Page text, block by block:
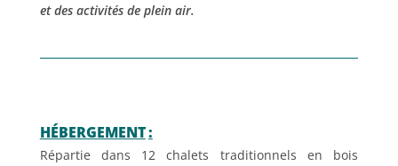
et des activités de plein air.
HÉBERGEMENT:
Répartie dans 12 chalets traditionnels en bois